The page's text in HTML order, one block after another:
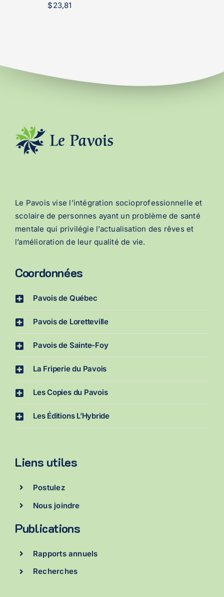
$23,81
Le Pavois vise l’intégration socioprofessionnelle et
scolaire de personnes ayant un problème de santé
mentale qui privilégie l’actualisation des rêves et
l’amélioration de leur qualité de vie.
Coordonnées
Pavois de Québec
Pavois de Loretteville
Pavois de Sainte-Foy
La Friperie du Pavois
Les Copies du Pavois
Les Éditions L’Hybride
Liens utiles
Postulez
Nous joindre
Publications
Rapports annuels
Recherches